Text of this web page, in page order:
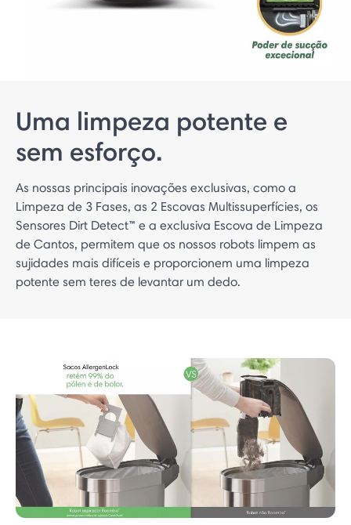
Uma limpeza potente e
sem esforço.
As nossas principais inovações exclusivas, como a
Limpeza de 3 Fases, as 2 Escovas Multissuperfícies, os
Sensores Dirt Detect™ e a exclusiva Escova de Limpeza
de Cantos, permitem que os nossos robots limpem as
sujidades mais difíceis e proporcionem uma limpeza
potente sem teres de levantar um dedo.